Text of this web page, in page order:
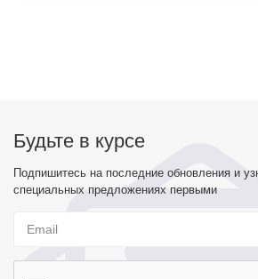
Будьте в курсе
Подпишитесь на последние обновления и
специальных предложениях первыми